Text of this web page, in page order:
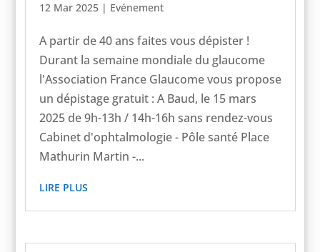
12 Mar 2025| Evénement
A partir de 40 ans faites vous dépister !
Durant la semaine mondiale du glaucome
l'Association France Glaucome vous propose
un dépistage gratuit : A Baud, le 15 mars
2025 de 9h-13h / 14h-16h sans rendez-vous
Cabinet d'ophtalmologie - Pôle santé Place
Mathurin Martin -...
LIRE PLUS